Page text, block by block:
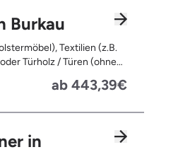
Burkau
Textilien (z.B.
Türholz / Türen (ohne
ab 443,39€
in